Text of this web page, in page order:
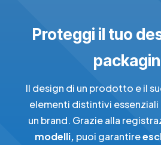
Proteggi il tuo
Il design di un prodotto e il
elementi distintivi essenziali
un brand. Grazie alla
modelli, puoi garantire